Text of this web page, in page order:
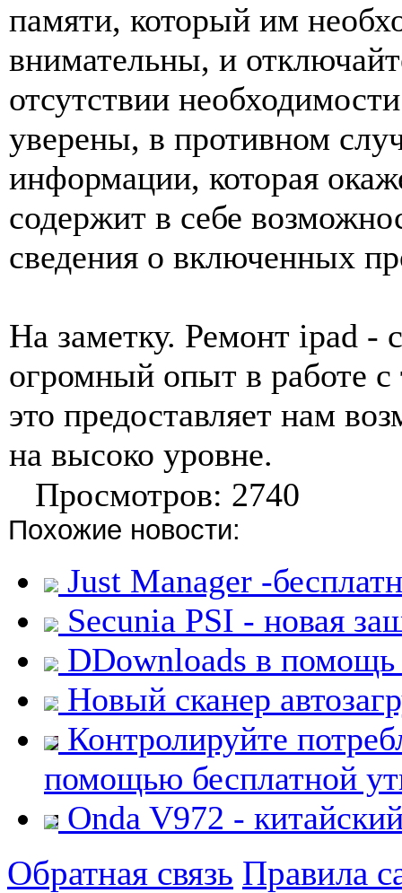
памяти, который им
внимательны, и
отсутствии
уверены, в противном
информации, которая
содержит в себе
сведения о включенных
На заметку. Ремонт ipad -
огромный опыт в работе
это предоставляет нам
на высоко уровне.
Просмотров: 2740
Похожие новости:
Just Manager -
Secunia PSI - новая
DDownloads в помощь
Новый сканер
Контролируйте
помощью бесплатной
Onda V972 -
Обратная связь Правила